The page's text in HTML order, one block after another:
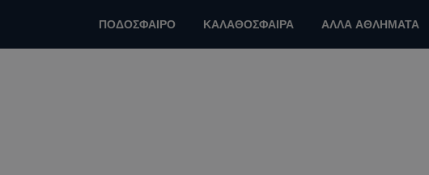
ΠΟΔΟΣΦΑΙΡΟ ΚΑΛΑΘΟΣΦΑΙΡΑ ΑΛΛΑ ΑΘΛΗΜΑΤΑ